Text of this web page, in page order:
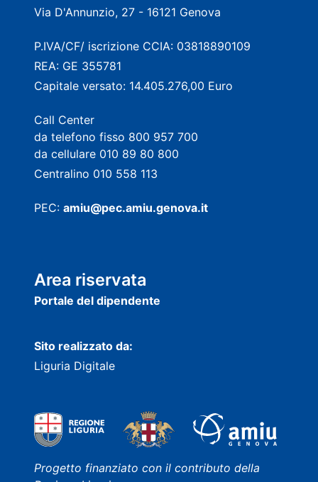
Via D'Annunzio, 27 - 16121 Genova
P.IVA/CF/ iscrizione CCIA: 03818890109
REA: GE 355781
Capitale versato: 14.405.276,00 Euro
Call Center
da telefono fisso 800 957 700
da cellulare 010 89 80 800
Centralino 010 558 113
PEC: amiu@pec.amiu.genova.it
Area riservata
Portale del dipendente
Sito realizzato da:
Liguria Digitale
Progetto finanziato con il contributo della